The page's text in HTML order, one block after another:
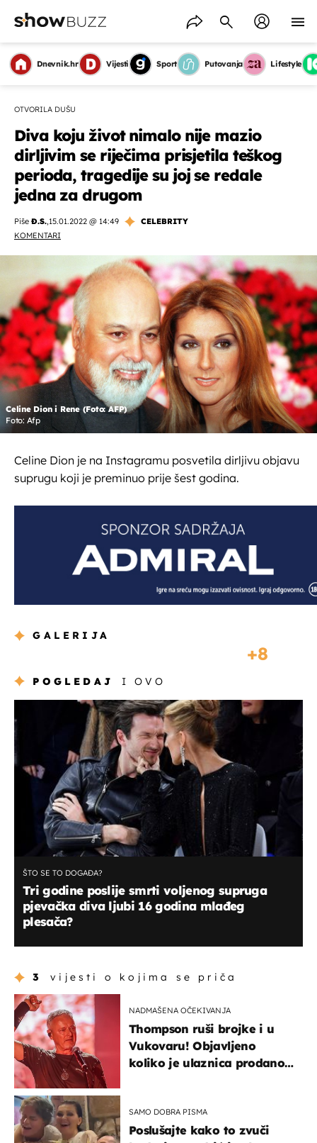
Dnevnik.hr Vijesti Sport Putovanja Lifestyle
OTVORILA DUŠU
Diva koju život nimalo nije mazio
dirljivim se riječima prisjetila teškog
perioda, tragedije su joj se redale
jedna za drugom
Piše Đ.S.,15.01.2022 @ 14:49
CELEBRITY
KOMENTARI
Celine Dion i Rene (Foto: AFP)
Foto: Afp
Celine Dion je na Instagramu posvetila dirljivu objavu
suprugu koji je preminuo prije šest godina.
GALERIJA
8
POGLEDAJ I OVO
ŠTO SE TO DOGAĐA?
Tri godine poslije smrti voljenog supruga
pjevačka diva ljubi 16 godina mlađeg
plesača?
3 vijesti o kojima se priča
NADMAŠENA OČEKIVANJA
Thompson ruši brojke i u
Vukovaru! Objavljeno
koliko je ulaznica prodano
SAMO DOBRA PISMA
Poslušajte kako to zvuči
OMOGUĆI OBAVIJESTI